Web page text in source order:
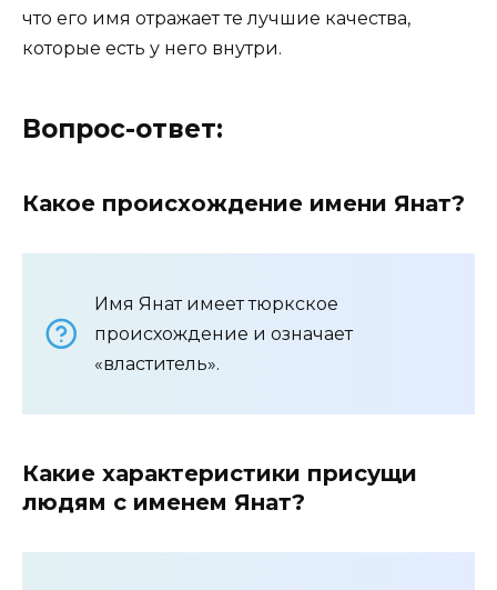
что его имя отражает те лучшие качества,
которые есть у него внутри.
Вопрос-ответ:
Какое происхождение имени Янат?
Имя Янат имеет тюркское
происхождение и означает
«властитель».
Какие характеристики присущи
людям с именем Янат?